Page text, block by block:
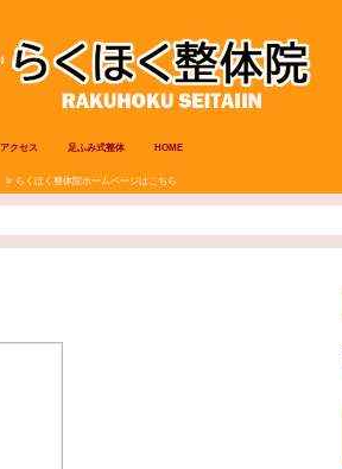
アクセス 足ふみ式整体 HOME
らくほく整体院ホームページはこちら